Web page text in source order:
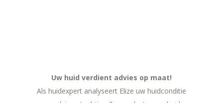
Uw huid verdient advies op maat!
Als huidexpert analyseert Elize uw huidconditie